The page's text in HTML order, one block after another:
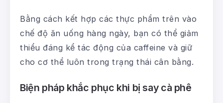
Bằng cách kết hợp các thực phẩm trên vào
chế độ ăn uống hàng ngày, bạn có thể giảm
thiểu đáng kể tác động của caffeine và giữ
cho cơ thể luôn trong trạng thái cân bằng.
Biện pháp khắc phục khi bị say cà phê